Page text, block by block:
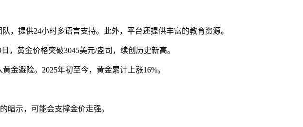
，提供24小时多语言支持。此外，平台还提供丰富的教育资源。
，黄金价格突破3045美元/盎司，续创历史新高。
金避险。2025年初至今，黄金累计上涨16%。
暗示，可能会支撑金价走强。